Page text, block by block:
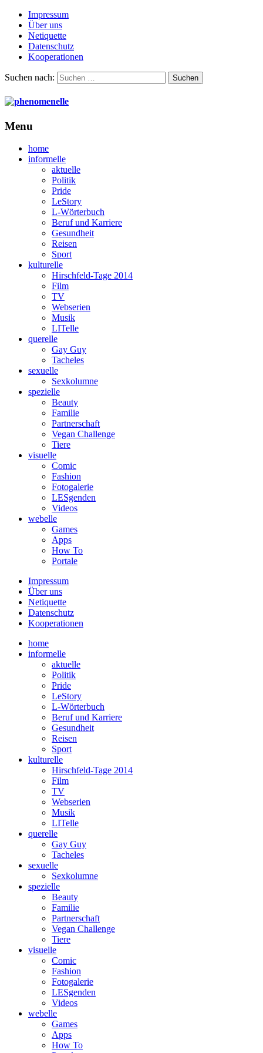
Impressum
Über uns
Netiquette
Datenschutz
Kooperationen
Suchen nach:
Menu
home
informelle
aktuelle
Politik
Pride
LeStory
L-Wörterbuch
Beruf und Karriere
Gesundheit
Reisen
Sport
kulturelle
Hirschfeld-Tage 2014
Film
TV
Webserien
Musik
LITelle
querelle
Gay Guy
Tacheles
sexuelle
Sexkolumne
spezielle
Beauty
Familie
Partnerschaft
Vegan Challenge
Tiere
visuelle
Comic
Fashion
Fotogalerie
LESgenden
Videos
webelle
Games
Apps
How To
Portale
Impressum
Über uns
Netiquette
Datenschutz
Kooperationen
home
informelle
aktuelle
Politik
Pride
LeStory
L-Wörterbuch
Beruf und Karriere
Gesundheit
Reisen
Sport
kulturelle
Hirschfeld-Tage 2014
Film
TV
Webserien
Musik
LITelle
querelle
Gay Guy
Tacheles
sexuelle
Sexkolumne
spezielle
Beauty
Familie
Partnerschaft
Vegan Challenge
Tiere
visuelle
Comic
Fashion
Fotogalerie
LESgenden
Videos
webelle
Games
Apps
How To